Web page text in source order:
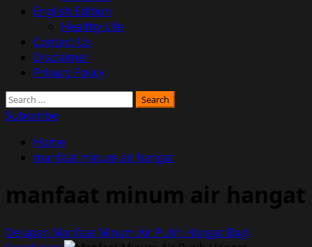
English Edition
Healthy Life
Contact Us
Disclaimer
Privacy Policy
Search
for:
Subscribe
Home
manfaat minum air hangat
manfaat minum air hangat
Delapan Manfaat Minum Air Putih Hangat Bagi